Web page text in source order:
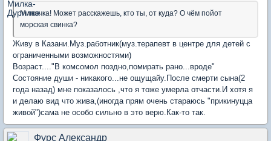
Милочка! Может расскажешь, кто ты, от куда? О чём пойот
морская свинка?
Живу в Казани.Муз.работник(муз.терапевт в центре для детей с
ограниченными возможностями)
Возраст...."В комсомол поздно,помирать рано...вроде"
Состояние души - никакого...не ощущайу.После смерти сына(2
года назад) мне показалось ,что я тоже умерла отчасти.И хотя я
и делаю вид что жива,(иногда прям очень стараюсь "прикинуцца
живой")сама не особо сильно в это верю.Как-то так.
Фурс Александр